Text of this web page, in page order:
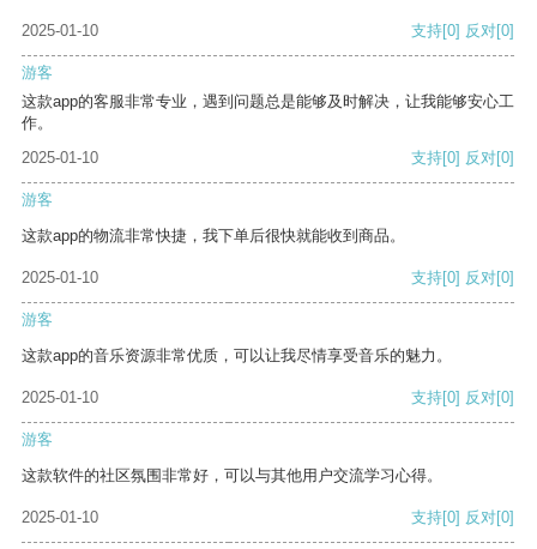
2025-01-10 支持[0] 反对[0]
游客
这款app的客服非常专业，遇到问题总是能够及时解决，让我能够安心工
作。
2025-01-10
支持[0] 反对[0]
游客
这款app的物流非常快捷，我下单后很快就能收到商品。
2025-01-10 支持[0] 反对[0]
游客
这款app的音乐资源非常优质，可以让我尽情享受音乐的魅力。
2025-01-10 支持[0] 反对[0]
游客
这款软件的社区氛围非常好，可以与其他用户交流学习心得。
2025-01-10 支持[0] 反对[0]